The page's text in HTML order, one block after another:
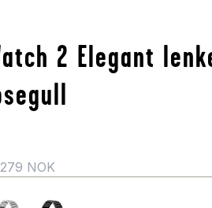
2 Elegant
279 NOK